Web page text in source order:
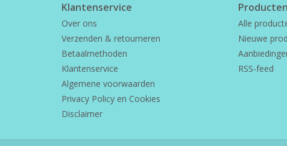
Klantenservice
Over ons
Verzenden & retourneren
Betaalmethoden
Klantenservice
Algemene voorwaarden
Privacy Policy en Cookies
Disclaimer
Producten
Alle
Nieuwe
RSS-feed